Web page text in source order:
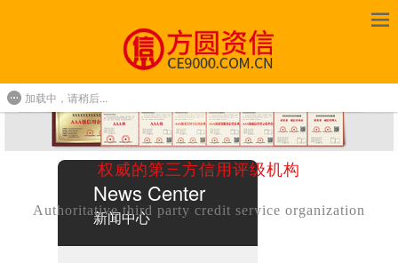
权威的第三方信用评级机构
Authoritative third party credit service organization
News Center
新闻中心
加载中，请稍后...